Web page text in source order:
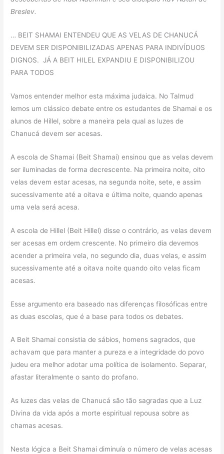
Breslev.
… BEIT SHAMAI ENTENDEU QUE AS VELAS DE CHANUCÁ
DEVEM SER DISPONIBILIZADAS APENAS PARA INDIVÍDUOS
DIGNOS. JÁ A BEIT HILEL EXPANDIU E DISPONIBILIZOU
PARA TODOS
Vamos entender melhor esta máxima judaica. No Talmud
lemos um clássico debate entre os estudantes de Shamai e os
alunos de Hillel, sobre a maneira pela qual as luzes de
Chanucá devem ser acesas.
A escola de Shamai (Beit Shamai) ensinou que as velas devem
ser iluminadas de forma decrescente. Na primeira noite, oito
velas devem estar acesas, na segunda noite, sete, e assim
sucessivamente até a oitava e última noite, quando apenas
uma vela será acesa.
A escola de Hillel (Beit Hillel) disse o contrário, as velas devem
ser acesas em ordem crescente. No primeiro dia devemos
acender a primeira vela, no segundo dia, duas velas, e assim
sucessivamente até a oitava noite quando oito velas ficam
acesas.
Esse argumento era baseado nas diferenças filosóficas entre
as duas escolas, que é a base para todos os debates.
A Beit Shamai consistia de sábios, homens sagrados, que
achavam que para manter a pureza e a integridade do povo
judeu era melhor adotar uma política de isolamento. Separar,
afastar literalmente o santo do profano.
As luzes das velas de Chanucá são tão sagradas que a Luz
Divina da vida após a morte espiritual repousa sobre as
chamas acesas.
Nesta lógica a Beit Shamai diminuía o número de velas acesas